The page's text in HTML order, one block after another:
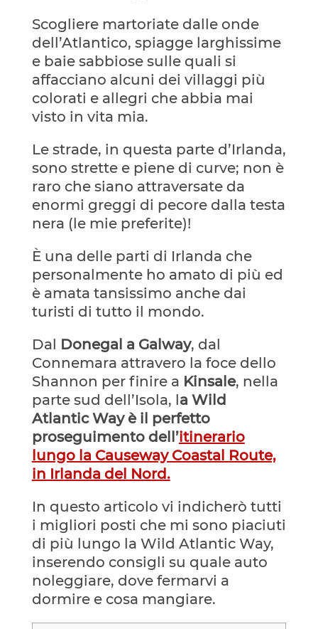
Scogliere martoriate dalle onde
dell’Atlantico, spiagge larghissime
e baie sabbiose sulle quali si
affacciano alcuni dei villaggi più
colorati e allegri che abbia mai
visto in vita mia.
Le strade, in questa parte d’Irlanda,
sono strette e piene di curve; non è
raro che siano attraversate da
enormi greggi di pecore dalla testa
nera (le mie preferite)!
È una delle parti di Irlanda che
personalmente ho amato di più ed
è amata tansissimo anche dai
turisti di tutto il mondo.
Dal Donegal a Galway, dal
Connemara attravero la foce dello
Shannon per finire a Kinsale, nella
parte sud dell’Isola, la Wild
Atlantic Way è il perfetto
proseguimento dell’itinerario
lungo la Causeway Coastal Route,
in Irlanda del Nord.
In questo articolo vi indicherò tutti
i migliori posti che mi sono piaciuti
di più lungo la Wild Atlantic Way,
inserendo consigli su quale auto
noleggiare, dove fermarvi a
dormire e cosa mangiare.